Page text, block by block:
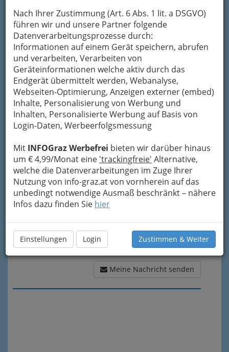
Nach Ihrer Zustimmung (Art. 6 Abs. 1 lit. a DSGVO)
führen wir und unsere Partner folgende
Datenverarbeitungsprozesse durch:
Informationen auf einem Gerät speichern, abrufen
und verarbeiten, Verarbeiten von
Geräteinformationen welche aktiv durch das
Endgerät übermittelt werden, Webanalyse,
Webseiten-Optimierung, Anzeigen externer (embed)
Inhalte, Personalisierung von Werbung und
Inhalten, Personalisierte Werbung auf Basis von
Login-Daten, Werbeerfolgsmessung
Mit INFOGraz Werbefrei bieten wir darüber hinaus
um € 4,99/Monat eine 'trackingfreie' Alternative,
welche die Datenverarbeitungen im Zuge Ihrer
Nutzung von info-graz.at von vornherein auf das
unbedingt notwendige Ausmaß beschränkt – nähere
Infos dazu finden Sie hier
Einstellungen Login Zustimmen & Weiter
weitergeleitet.
Mein Name
Meine Email Adresse
Mein Betreff
Meine Nachricht
Meine Nachricht senden